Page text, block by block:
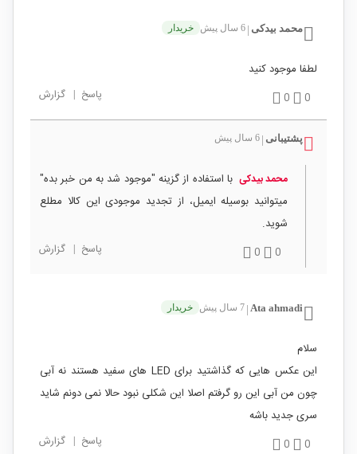
محمد بیدکی | 6 سال پیش خریدار
لطفا موجود کنید
0
0 پاسخ | گزارش
پشتیبانی | 6 سال پیش
محمد بیدکی با استفاده از گزینه "موجود شد به من خبر بده"
میتوانید بوسیله ایمیل، از تجدید موجودی این کالا مطلع
شوید.
0
0 پاسخ | گزارش
Ata ahmadi
| 7 سال پیش خریدار
سلام
این عکس هایی که گذاشتید برای LED های سفید هستند نه آبی
چون من آبی این رو گرفتم اصلا این شکلی نبود حالا نمی دونم شاید
سری جدید باشه
0
0 پاسخ | گزارش